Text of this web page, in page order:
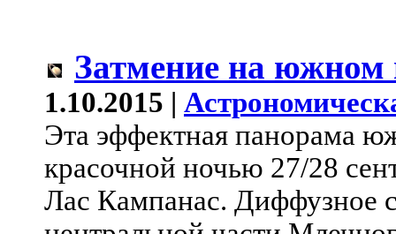
Затмение на южном
1.10.2015 |
Эта эффектная панорама
красочной ночью 27/28
Лас Кампанас. Диффузное